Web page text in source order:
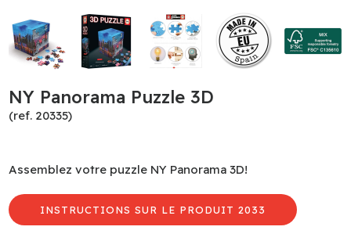
NY Panorama Puzzle 3D
(ref. 20335)
Assemblez votre puzzle NY Panorama 3D!
INSTRUCTIONS SUR LE PRODUIT 2033